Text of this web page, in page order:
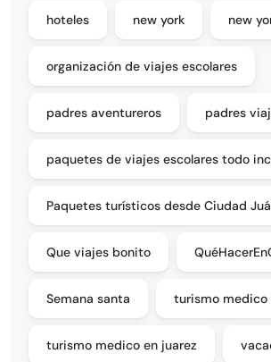
hoteles new york new
organización de viajes escolares
padres aventureros padres
paquetes de viajes escolares todo
Paquetes turísticos desde Ciudad
Que viajes bonito
Semana santa turismo medico
turismo medico en juarez